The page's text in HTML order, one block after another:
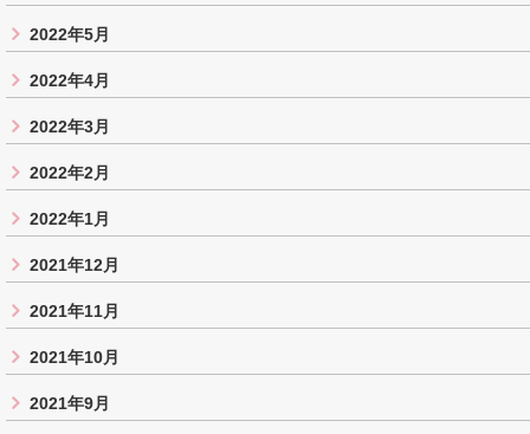
2022年5月
2022年4月
2022年3月
2022年2月
2022年1月
2021年12月
2021年11月
2021年10月
2021年9月